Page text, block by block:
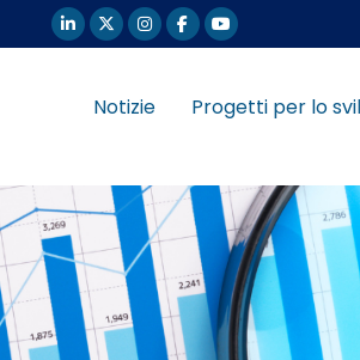
Notizie Progetti per lo